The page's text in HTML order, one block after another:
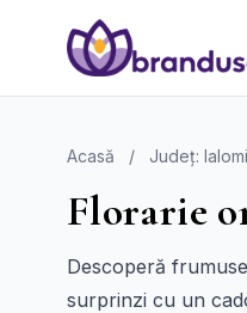
Acasă / Județ:
Florarie
Descoperă
surprinzi cu un